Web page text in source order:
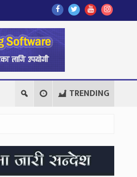
Find
Us
On
Facebook
Find
Us
Find
Us
Follow
Us
TRENDING